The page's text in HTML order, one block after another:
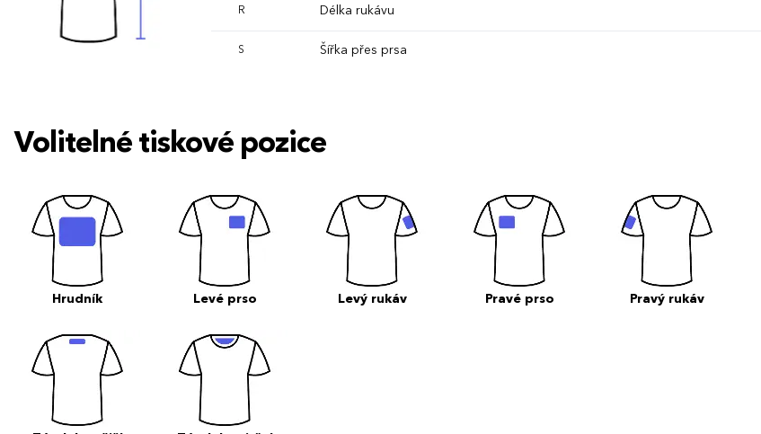
R Délka rukávu
S Šířka přes prsa
Volitelné tiskové pozice
Hrudník Levé prso Levý rukáv Pravé prso Pravý rukáv